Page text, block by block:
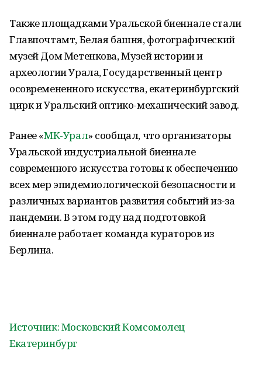
Также площадками Уральской биеннале стали
Главпочтамт, Белая башня, фотографический
музей Дом Метенкова, Музей истории и
археологии Урала, Государственный центр
осовремененного искусства, екатеринбургский
цирк и Уральский оптико-механический завод.
Ранее «МК-Урал» сообщал, что организаторы
Уральской индустриальной биеннале
современного искусства готовы к обеспечению
всех мер эпидемиологической безопасности и
различных вариантов развития событий из-за
пандемии. В этом году над подготовкой
биеннале работает команда кураторов из
Берлина.
Источник: Московский Комсомолец
Екатеринбург